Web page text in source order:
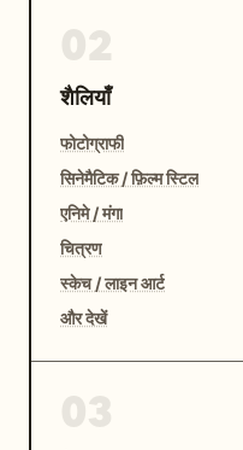
शैलियाँ
फोटोग्राफी
सिनेमैटिक / फ़िल्म स्टिल
एनिमे / मंगा
चित्रण
स्केच / लाइन आर्ट
और देखें